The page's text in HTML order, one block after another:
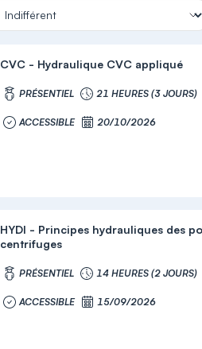
CVC - Hydraulique CVC appliqué
PRÉSENTIEL 21 HEURES (3 JOURS)
ACCESSIBLE 20/10/2026
HYDI - Principes hydrauliques des
centrifuges
PRÉSENTIEL 14 HEURES (2 JOURS)
ACCESSIBLE 15/09/2026